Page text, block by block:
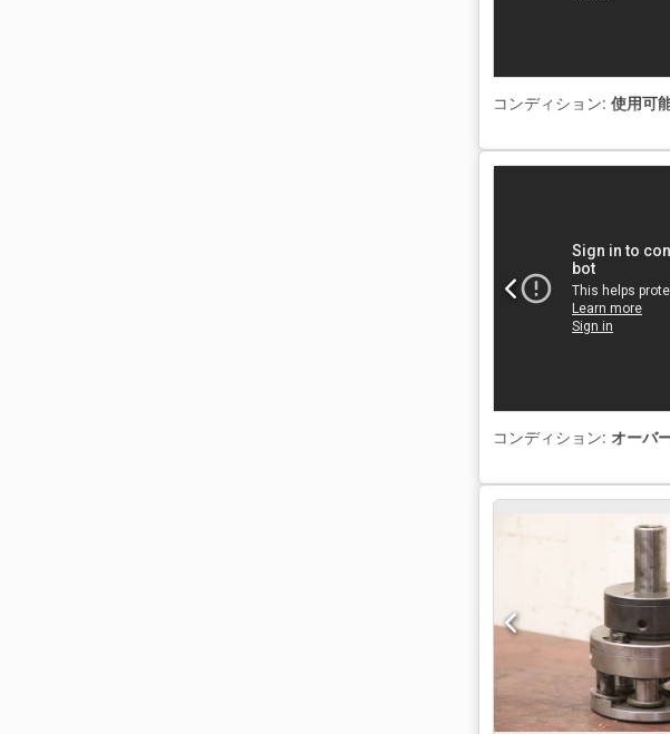
置決め ワークピースの
プされ、移動します。
透明な安全カバー。集
ある場合があります：
スピンドル駆動 約 8.5
Aaet Hw N Teforf * 本機
います。 関連するすべ
の調整が容易 他のワー
ーはモニターにグラフ
イクルを提供します。
ターローリング装置 (
プリズムプ クランプ装
ホルダを備え、ワーク
にモーター駆動のテー
され 2つの転造工具の
CNCコントロールパネ
コンディション: 使用可
コンディション: オーバ